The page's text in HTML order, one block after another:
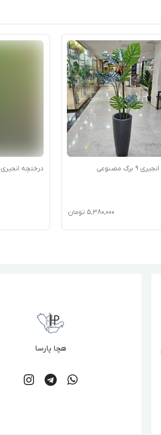
9 برگ مصنوعی
5,380,000 تومان
درختچه انجیری 16 برگ مصنوعی
هچا پارسا